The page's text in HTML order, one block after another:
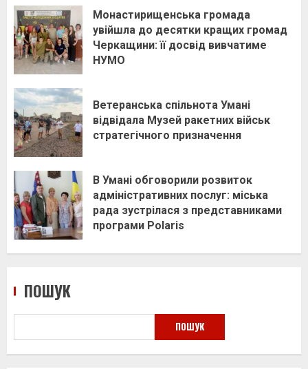
Монастирищенська громада
увійшла до десятки кращих громад
Черкащини: її досвід вивчатиме
НУМО
Ветеранська спільнота Умані
відвідала Музей ракетних військ
стратегічного призначення
В Умані обговорили розвиток
адміністративних послуг: міська
рада зустрілася з представниками
програми Polaris
ПОШУК
ПОШУК